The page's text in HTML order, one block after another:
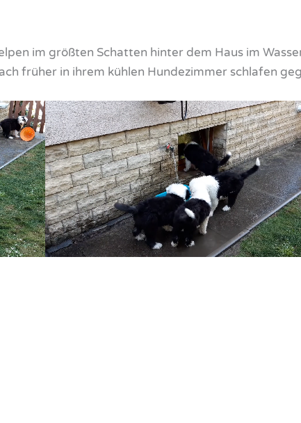
im größten Schatten hinter dem Haus im
früher in ihrem kühlen Hundezimmer schlafen